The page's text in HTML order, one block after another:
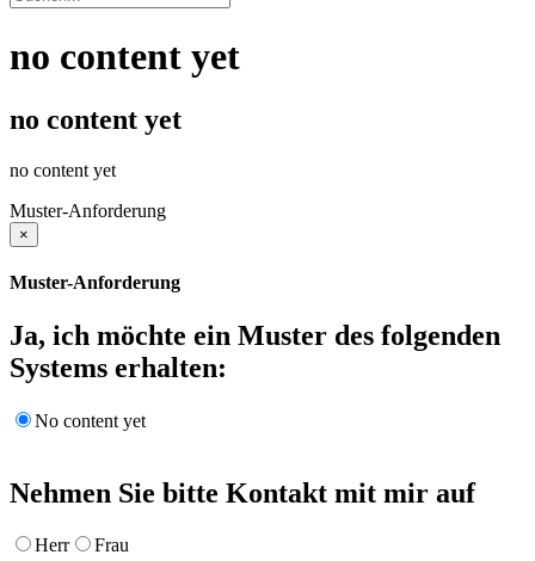
no content yet
no content yet
no content yet
Muster-Anforderung
×
Muster-Anforderung
Ja, ich möchte ein Muster des folgenden
Systems erhalten:
No content yet
Nehmen Sie bitte Kontakt mit mir auf
Herr Frau